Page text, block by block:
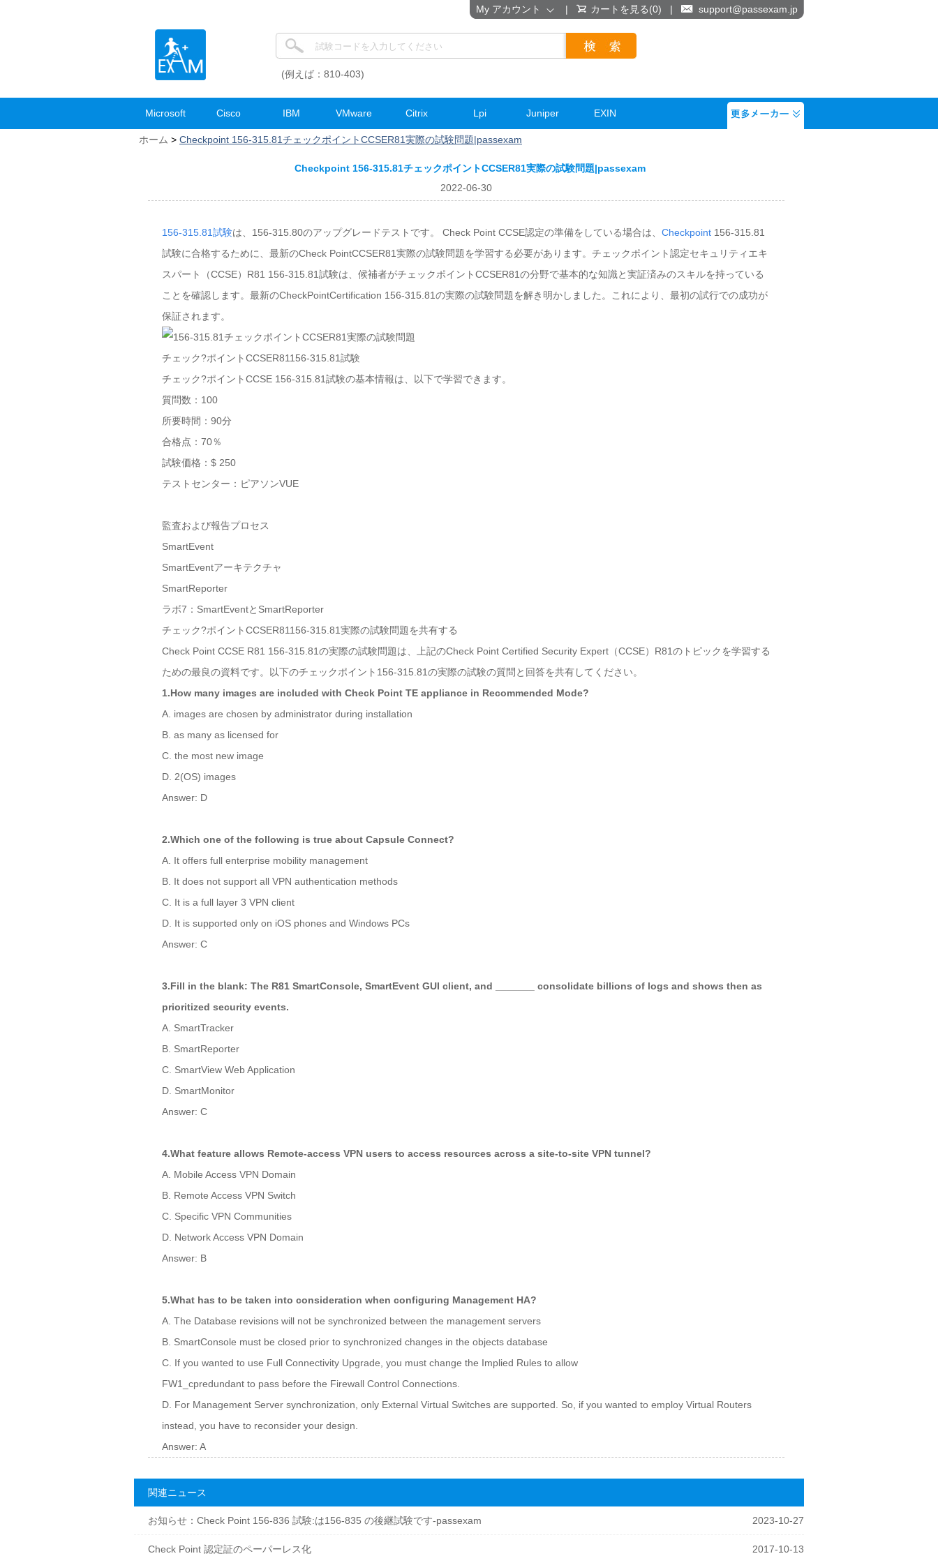
(例えば：810-403)
Microsoft Cisco IBM VMware Citrix Lpi Juniper EXIN
ホーム > Checkpoint 156-315.81チェックポイントCCSER81実際の試験問題|passexam
Checkpoint 156-315.81チェックポイントCCSER81実際の試験問題|passexam
2022-06-30
156-315.81試験は、156-315.80のアップグレードテストです。 Check Point CCSE認定の準備をしている場合は、 Checkpoint 156-315.81
試験に合格するために、最新のCheck PointCCSER81実際の試験問題を学習する必要があります。チェックポイント認定セキュリティエキ
スパート（CCSE）R81 156-315.81試験は、候補者がチェックポイントCCSER81の分野で基本的な知識と実証済みのスキルを持っている
ことを確認します。最新のCheckPointCertification 156-315.81の実際の試験問題を解き明かしました。これにより、最初の試行での成功が
保証されます。
チェック?ポイントCCSER81156-315.81試験
チェック?ポイントCCSE 156-315.81試験の基本情報は、以下で学習できます。
質問数：100
所要時間：90分
合格点：70％
試験価格：$ 250
テストセンター：ピアソンVUE
監査および報告プロセス
SmartEvent
SmartEventアーキテクチャ
SmartReporter
ラボ7：SmartEventとSmartReporter
チェック?ポイントCCSER81156-315.81実際の試験問題を共有する
Check Point CCSE R81 156-315.81の実際の試験問題は、上記のCheck Point Certified Security Expert（CCSE）R81のトピックを学習する
ための最良の資料です。以下のチェックポイント156-315.81の実際の試験の質問と回答を共有してください。
1.How many images are included with Check Point TE appliance in Recommended Mode?
A. images are chosen by administrator during installation
B. as many as licensed for
C. the most new image
D. 2(OS) images
Answer: D
2.Which one of the following is true about Capsule Connect?
A. It offers full enterprise mobility management
B. It does not support all VPN authentication methods
C. It is a full layer 3 VPN client
D. It is supported only on iOS phones and Windows PCs
Answer: C
3.Fill in the blank: The R81 SmartConsole, SmartEvent GUI client, and _______ consolidate billions of logs and shows then as
prioritized security events.
A. SmartTracker
B. SmartReporter
C. SmartView Web Application
D. SmartMonitor
Answer: C
4.What feature allows Remote-access VPN users to access resources across a site-to-site VPN tunnel?
A. Mobile Access VPN Domain
B. Remote Access VPN Switch
C. Specific VPN Communities
D. Network Access VPN Domain
Answer: B
5.What has to be taken into consideration when configuring Management HA?
A. The Database revisions will not be synchronized between the management servers
B. SmartConsole must be closed prior to synchronized changes in the objects database
C. If you wanted to use Full Connectivity Upgrade, you must change the Implied Rules to allow
FW1_cpredundant to pass before the Firewall Control Connections.
D. For Management Server synchronization, only External Virtual Switches are supported. So, if you wanted to employ Virtual Routers
instead, you have to reconsider your design.
Answer: A
関連ニュース
お知らせ：Check Point 156-836 試験:は156-835 の後継試験です-passexam 2023-10-27
Check Point 認定証のペーパーレス化 2017-10-13
My アカウント | カートを見る(0) | support@passexam.jp